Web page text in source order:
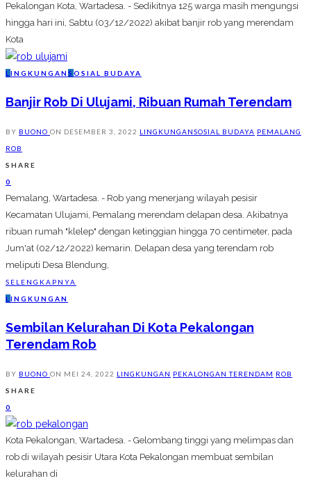
Pekalongan Kota, Wartadesa. - Sedikitnya 125 warga masih mengungsi
hingga hari ini, Sabtu (03/12/2022) akibat banjir rob yang merendam
Kota
L INGKUNGAN S OSIAL BUDAYA
Banjir Rob Di Ulujami, Ribuan Rumah Terendam
BY BUONO ON DESEMBER 3, 2022 LINGKUNGANSOSIAL BUDAYA PEMALANG
ROB
SHARE
0
Pemalang, Wartadesa. - Rob yang menerjang wilayah pesisir
Kecamatan Ulujami, Pemalang merendam delapan desa. Akibatnya
ribuan rumah "klelep" dengan ketinggian hingga 70 centimeter, pada
Jum'at (02/12/2022) kemarin. Delapan desa yang terendam rob
meliputi Desa Blendung,
SELENGKAPNYA
L INGKUNGAN
Sembilan Kelurahan Di Kota Pekalongan
Terendam Rob
BY BUONO ON MEI 24, 2022 LINGKUNGAN PEKALONGAN TERENDAM ROB
SHARE
0
Kota Pekalongan, Wartadesa. - Gelombang tinggi yang melimpas dan
rob di wilayah pesisir Utara Kota Pekalongan membuat sembilan
kelurahan di